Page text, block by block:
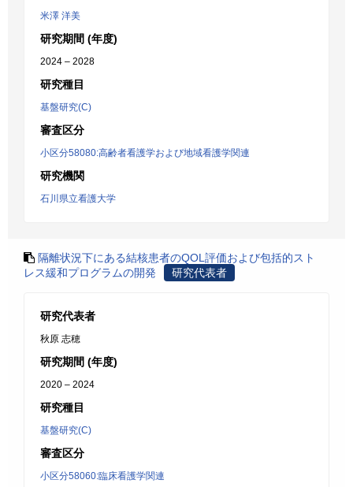
米澤 洋美
研究期間 (年度)
2024 – 2028
研究種目
基盤研究(C)
審査区分
小区分58080:高齢者看護学および地域看護学関連
研究機関
石川県立看護大学
隔離状況下にある結核患者のQOL評価および包括的スト
レス緩和プログラムの開発
研究代表者
研究代表者
秋原 志穂
研究期間 (年度)
2020 – 2024
研究種目
基盤研究(C)
審査区分
小区分58060:臨床看護学関連